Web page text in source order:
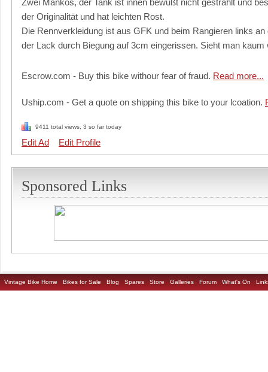
Zwei Mankos, der Tank ist innen bewußt nicht gestrahlt und
der Originalität und hat leichten Rost.
Die Rennverkleidung ist aus GFK und beim Rangieren links
der Lack durch Biegung auf 3cm eingerissen. Sieht man
Escrow.com - Buy this bike withour fear of fraud. Read more...
Uship.com - Get a quote on shipping this bike to your lcoation.
9411 total views, 3 so far today
Edit Ad Edit Profile
Sponsored Links
Vintage Bike Home Bikes for Sale Blog Spares Store Galleries Forum What's On